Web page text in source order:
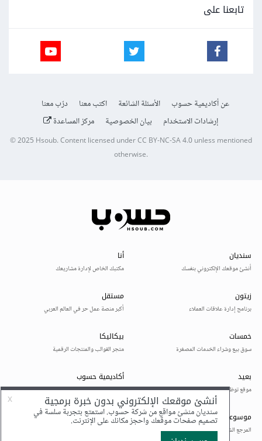
تابعنا على
عن أكاديمية حسوب الأسئلة الشائعة اكتب معنا
درّب معنا
إرشادات الاستخدام
بيان الخصوصية مركز المساعدة
© 2025Hsoub.Content licensed underCC BY-NC-SA 4.0unless mentioned
otherwise.